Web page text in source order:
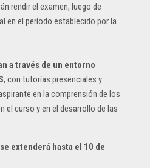
rendir el examen, luego de
en el período establecido por la
a través de un entorno
, con tutorías presenciales y
en la comprensión de los
el curso y en el desarrollo de las
extenderá hasta el 10 de